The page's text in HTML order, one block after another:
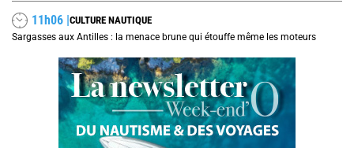
11h06 |CULTURE NAUTIQUE
Sargasses aux Antilles : la menace brune qui étouffe même les moteurs